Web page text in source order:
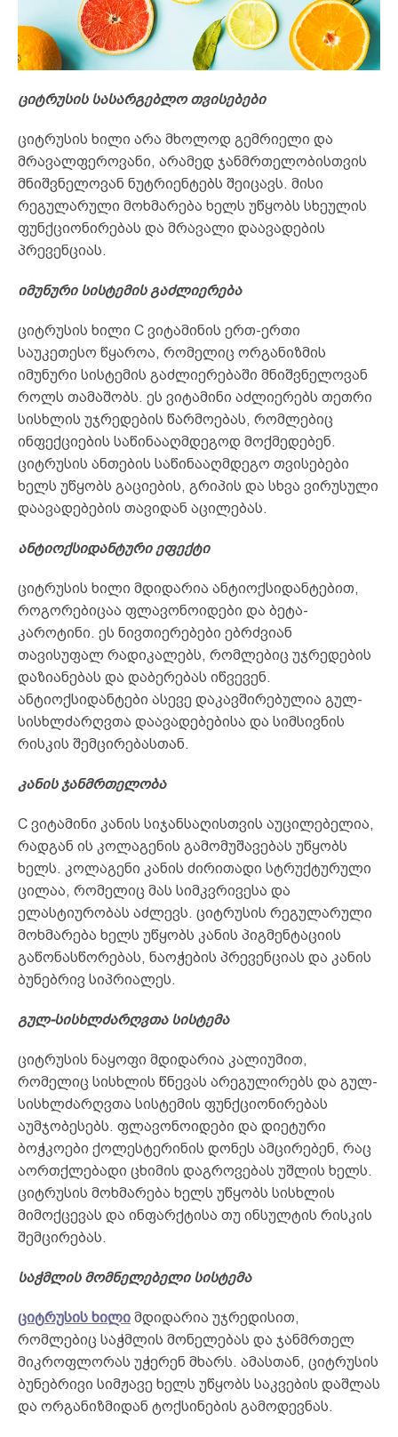
ციტრუსის სასარგებლო თვისებები
ციტრუსის ხილი არა მხოლოდ გემრიელი და
მრავალფეროვანი, არამედ ჯანმრთელობისთვის
მნიშვნელოვან ნუტრიენტებს შეიცავს. მისი
რეგულარული მოხმარება ხელს უწყობს სხეულის
ფუნქციონირებას და მრავალი დაავადების
პრევენციას.
იმუნური სისტემის გაძლიერება
ციტრუსის ხილი C ვიტამინის ერთ-ერთი
საუკეთესო წყაროა, რომელიც ორგანიზმის
იმუნური სისტემის გაძლიერებაში მნიშვნელოვან
როლს თამაშობს. ეს ვიტამინი აძლიერებს თეთრი
სისხლის უჯრედების წარმოებას, რომლებიც
ინფექციების საწინააღმდეგოდ მოქმედებენ.
ციტრუსის ანთების საწინააღმდეგო თვისებები
ხელს უწყობს გაციების, გრიპის და სხვა ვირუსული
დაავადებების თავიდან აცილებას.
ანტიოქსიდანტური ეფექტი
ციტრუსის ხილი მდიდარია ანტიოქსიდანტებით,
როგორებიცაა ფლავონოიდები და ბეტა-
კაროტინი. ეს ნივთიერებები ებრძვიან
თავისუფალ რადიკალებს, რომლებიც უჯრედების
დაზიანებას და დაბერებას იწვევენ.
ანტიოქსიდანტები ასევე დაკავშირებულია გულ-
სისხლძარღვთა დაავადებებისა და სიმსივნის
რისკის შემცირებასთან.
კანის ჯანმრთელობა
C ვიტამინი კანის სიჯანსაღისთვის აუცილებელია,
რადგან ის კოლაგენის გამომუშავებას უწყობს
ხელს. კოლაგენი კანის ძირითადი სტრუქტურული
ცილაა, რომელიც მას სიმკვრივესა და
ელასტიურობას აძლევს. ციტრუსის რეგულარული
მოხმარება ხელს უწყობს კანის პიგმენტაციის
გაწონასწორებას, ნაოჭების პრევენციას და კანის
ბუნებრივ სიპრიალეს.
გულ-სისხლძარღვთა სისტემა
ციტრუსის ნაყოფი მდიდარია კალიუმით,
რომელიც სისხლის წნევას არეგულირებს და გულ-
სისხლძარღვთა სისტემის ფუნქციონირებას
აუმჯობესებს. ფლავონოიდები და დიეტური
ბოჭკოები ქოლესტერინის დონეს ამცირებენ, რაც
აორთქლებადი ცხიმის დაგროვებას უშლის ხელს.
ციტრუსის მოხმარება ხელს უწყობს სისხლის
მიმოქცევას და ინფარქტისა თუ ინსულტის რისკის
შემცირებას.
საჭმლის მომნელებელი სისტემა
ციტრუსის ხილი მდიდარია უჯრედისით,
რომლებიც საჭმლის მონელებას და ჯანმრთელ
მიკროფლორას უჭერენ მხარს. ამასთან, ციტრუსის
ბუნებრივი სიმჟავე ხელს უწყობს საკვების დაშლას
და ორგანიზმიდან ტოქსინების გამოდევნას.